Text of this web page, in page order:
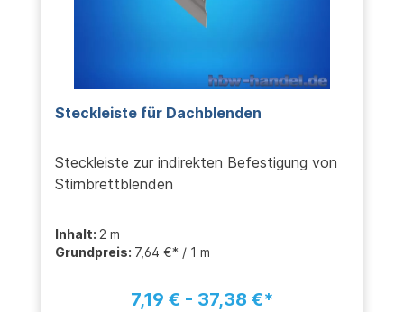
Steckleiste für Dachblenden
Steckleiste zur indirekten Befestigung von
Stirnbrettblenden
Inhalt: 2 m
Grundpreis: 7,64 €* / 1 m
7,19 € - 37,38 €*